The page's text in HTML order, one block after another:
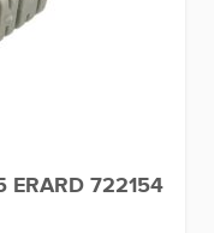
ERARD 722154